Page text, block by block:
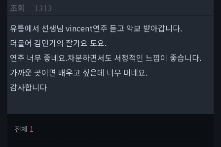
조회
1313
유툽에서 선생님 vincent연주 듣고 악보 받아갑니다.
더불어 김민기의 잘가요 도요.
연주 너무 좋네요.차분하면서도 서정적인 느낌이 좋습니다.
가까운 곳이면 배우고 싶은데 너무 머네요.
감사합니다
전체 1